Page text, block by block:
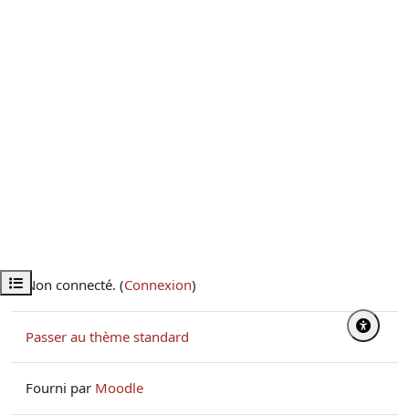
Ouvrir l’index du cours
Non connecté. (Connexion)
Passer au thème standard
Fourni par Moodle